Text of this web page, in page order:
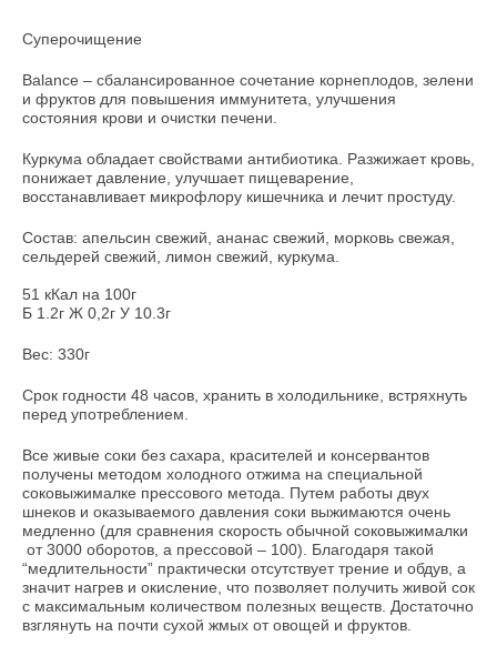
Суперочищение
Balance – сбалансированное сочетание корнеплодов, зелени
и фруктов для повышения иммунитета, улучшения
состояния крови и очистки печени.
Куркума обладает свойствами антибиотика. Разжижает кровь,
понижает давление, улучшает пищеварение,
восстанавливает микрофлору кишечника и лечит простуду.
Состав: апельсин свежий, ананас свежий, морковь свежая,
сельдерей свежий, лимон свежий, куркума.
51 кКал на 100г
Б 1.2г Ж 0,2г У 10.3г
Вес: 330г
Срок годности 48 часов, хранить в холодильнике, встряхнуть
перед употреблением.
Все живые соки без сахара, красителей и консервантов
получены методом холодного отжима на специальной
соковыжималке прессового метода. Путем работы двух
шнеков и оказываемого давления соки выжимаются очень
медленно (для сравнения скорость обычной соковыжималки
от 3000 оборотов, а прессовой – 100). Благодаря такой
“медлительности” практически отсутствует трение и обдув, а
значит нагрев и окисление, что позволяет получить живой сок
с максимальным количеством полезных веществ. Достаточно
взглянуть на почти сухой жмых от овощей и фруктов.